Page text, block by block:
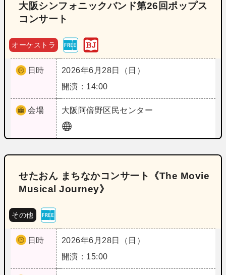
大阪シンフォニックバンド第26回ポップス
コンサート
オーケストラ
日時
2026年6月28日（日）
開演：14:00
会場 大阪 阿倍野区民センター
せたおん まちなかコンサート《The Movie
Musical Journey》
その他
日時
2026年6月28日（日）
開演：15:00